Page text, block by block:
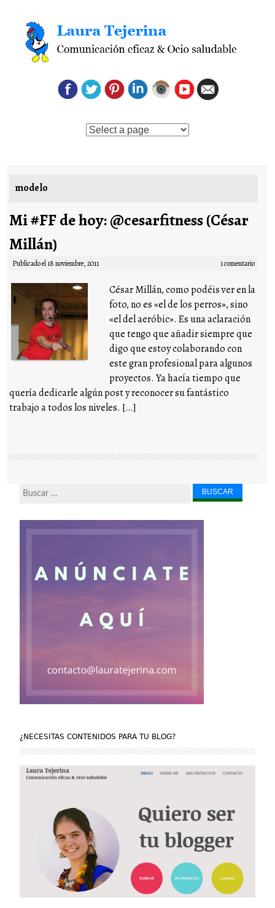
Saltar al contenido
modelo
Mi #FF de hoy: @cesarfitness (César
Millán)
Publicado el18 noviembre, 2011 1 comentario
César Millán, como podéis ver en la
foto, no es «el de los perros», sino
«el del aeróbic». Es una aclaración
que tengo que añadir siempre que
digo que estoy colaborando con
este gran profesional para algunos
proyectos. Ya hacía tiempo que
quería dedicarle algún post y reconocer su fantástico
trabajo a todos los niveles. […]
Buscar...
¿NECESITAS CONTENIDOS PARA TU BLOG?